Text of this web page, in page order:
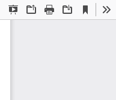
Presentation
OpenPrint Download
Current
View